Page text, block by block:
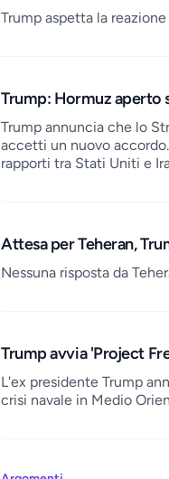
Trump aspetta la
Trump: Hormuz aperto
Trump annuncia che lo
accetti un nuovo
rapporti tra Stati Uniti e
Attesa per Teheran,
Nessuna risposta da
Trump avvia 'Project
L'ex presidente Trump
crisi navale in Medio